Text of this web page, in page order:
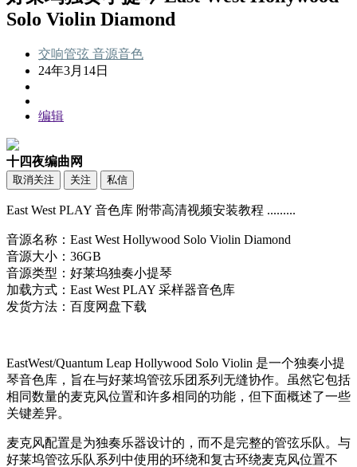
Solo Violin Diamond
交响管弦 音源音色
24年3月14日
编辑
十四夜编曲网
取消关注 关注 私信
East West PLAY 音色库 附带高清视频安装教程 .........
音源名称：East West Hollywood Solo Violin Diamond
音源大小：36GB
音源类型：好莱坞独奏小提琴
加载方式：East West PLAY 采样器音色库
发货方法：百度网盘下载
EastWest/Quantum Leap Hollywood Solo Violin 是一个独奏小提
琴音色库，旨在与好莱坞管弦乐团系列无缝协作。虽然它包括
相同数量的麦克风位置和许多相同的功能，但下面概述了一些
关键差异。
麦克风配置是为独奏乐器设计的，而不是完整的管弦乐队。与
好莱坞管弦乐队系列中使用的环绕和复古环绕麦克风位置不